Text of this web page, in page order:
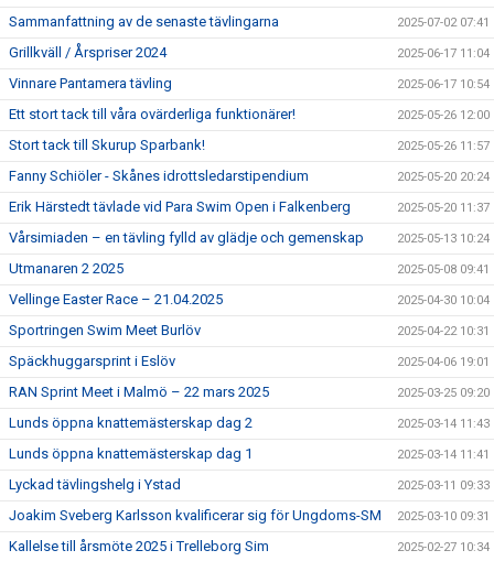
Sammanfattning av de senaste tävlingarna 2025-07-02 07:41
Grillkväll / Årspriser 2024 2025-06-17 11:04
Vinnare Pantamera tävling 2025-06-17 10:54
Ett stort tack till våra ovärderliga funktionärer! 2025-05-26 12:00
Stort tack till Skurup Sparbank! 2025-05-26 11:57
Fanny Schiöler - Skånes idrottsledarstipendium 2025-05-20 20:24
Erik Härstedt tävlade vid Para Swim Open i Falkenberg 2025-05-20 11:37
Vårsimiaden – en tävling fylld av glädje och gemenskap 2025-05-13 10:24
Utmanaren 2 2025 2025-05-08 09:41
Vellinge Easter Race – 21.04.2025 2025-04-30 10:04
Sportringen Swim Meet Burlöv 2025-04-22 10:31
Späckhuggarsprint i Eslöv 2025-04-06 19:01
RAN Sprint Meet i Malmö – 22 mars 2025 2025-03-25 09:20
Lunds öppna knattemästerskap dag 2 2025-03-14 11:43
Lunds öppna knattemästerskap dag 1 2025-03-14 11:41
Lyckad tävlingshelg i Ystad 2025-03-11 09:33
Joakim Sveberg Karlsson kvalificerar sig för Ungdoms-SM 2025-03-10 09:31
Kallelse till årsmöte 2025 i Trelleborg Sim 2025-02-27 10:34